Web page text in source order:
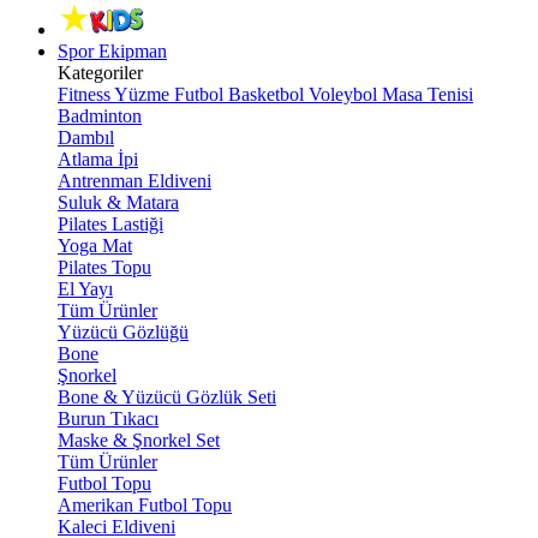
Spor Ekipman
Kategoriler
FitnessYüzme Futbol Basketbol Voleybol Masa Tenisi
Badminton
Dambıl
Atlama İpi
Antrenman Eldiveni
Suluk & Matara
Pilates Lastiği
Yoga Mat
Pilates Topu
El Yayı
Tüm Ürünler
Yüzücü Gözlüğü
Bone
Şnorkel
Bone & Yüzücü Gözlük Seti
Burun Tıkacı
Maske & Şnorkel Set
Tüm Ürünler
Futbol Topu
Amerikan Futbol Topu
Kaleci Eldiveni